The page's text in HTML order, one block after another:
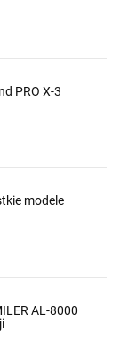
PRO X-3
modele
AL-8000